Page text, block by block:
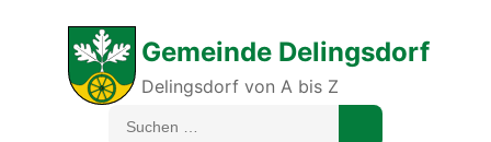
Gemeinde Delingsdorf
Delingsdorf von A bis Z